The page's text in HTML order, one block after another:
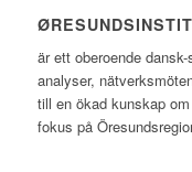
är ett oberoende
analyser,
till en ökad kunskap
fokus på